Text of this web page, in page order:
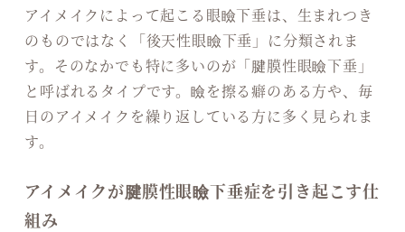
アイメイクによって起こる眼瞼下垂は、生まれつき
のものではなく「後天性眼瞼下垂」に分類されま
す。そのなかでも特に多いのが「腱膜性眼瞼下垂」
と呼ばれるタイプです。瞼を擦る癖のある方や、毎
日のアイメイクを繰り返している方に多く見られま
す。
アイメイクが腱膜性眼瞼下垂症を引き起こす仕
組み